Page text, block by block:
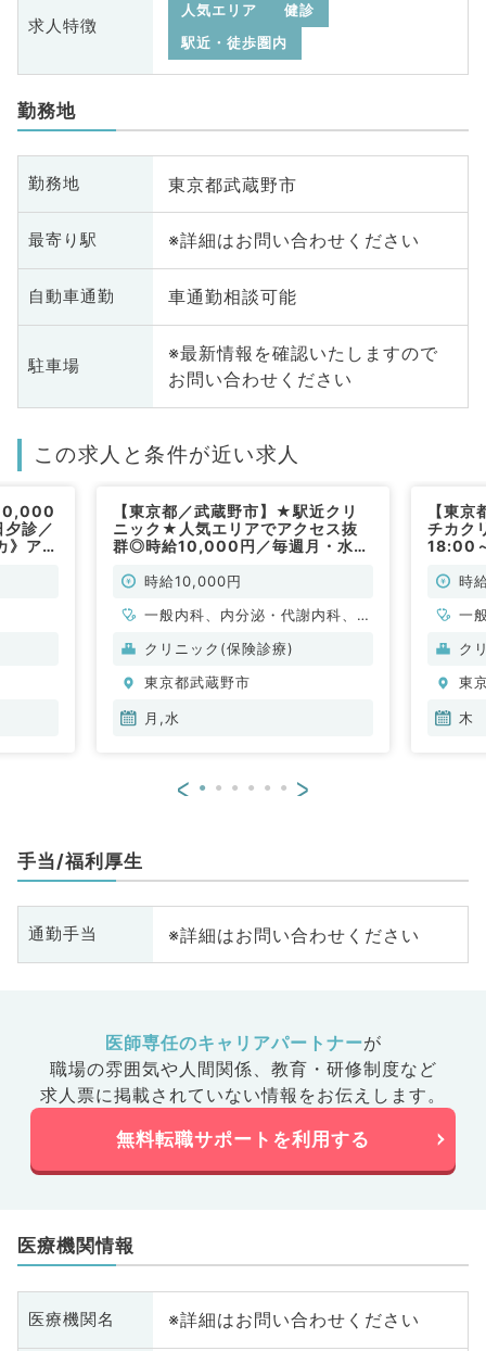
求人特徴
人気エリア
健診
駅近・徒歩圏内
勤務地
勤務地 東京都武蔵野市
最寄り駅 ※詳細はお問い合わせください
自動車通勤 車通勤相談可能
駐車場
※最新情報を確認いたしますので
お問い合わせください
この求人と条件が近い求人
診／
》アク
【東京都／武蔵野市】★駅近クリ
ニック★人気エリアでアクセス抜
群◎時給10,000円／毎週月・水曜
診での募集です◎（内科系／非常
時給10,000円
一般内科、内分泌・代謝内科、腎
臓内科
クリニック(保険診療)
東京都武蔵野市
月,水
【東
チカク
18:00
（内科
時
一
ク
東
木
< >
手当/福利厚生
通勤手当 ※詳細はお問い合わせください
医師専任のキャリアパートナーが
職場の雰囲気や人間関係、 教育・研修制度など
求人票に掲載されていない情報をお伝えします。
無料転職サポートを利用する
医療機関情報
医療機関名 ※詳細はお問い合わせください